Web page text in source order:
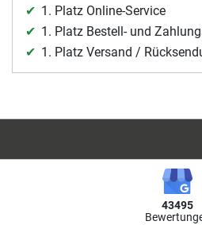
1. Platz Online-Service
1. Platz Bestell- und
1. Platz Versand /
43495